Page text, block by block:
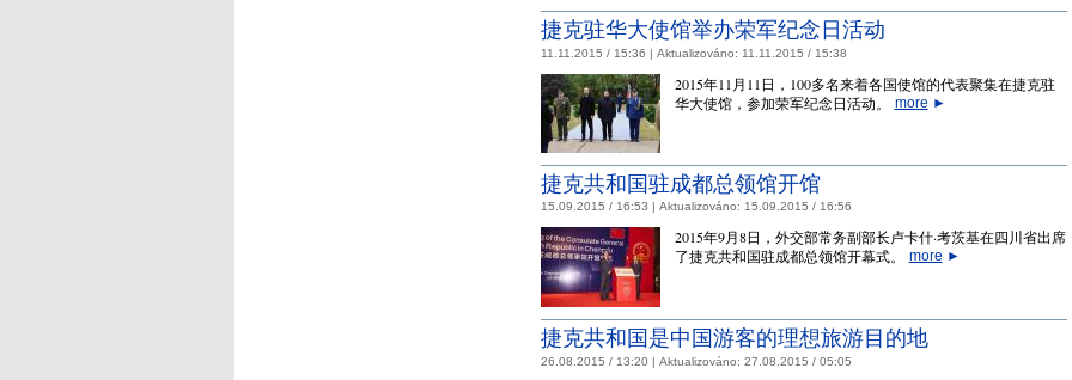
捷克驻华大使馆举办荣军纪念日活动
11.11.2015 / 15:36 | Aktualizováno: 11.11.2015 / 15:38
2015年11月11日，100多名来着各国使馆的代表聚集在捷克驻
华大使馆，参加荣军纪念日活动。
more ►
捷克共和国驻成都总领馆开馆
15.09.2015 / 16:53 | Aktualizováno: 15.09.2015 / 16:56
2015年9月8日，外交部常务副部长卢卡什·考茨基在四川省出席
了捷克共和国驻成都总领馆开幕式。
more ►
捷克共和国是中国游客的理想旅游目的地
26.08.2015 / 13:20 | Aktualizováno: 27.08.2015 / 05:05